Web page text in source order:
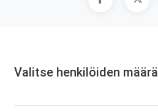
Valitse henkilöiden määrä